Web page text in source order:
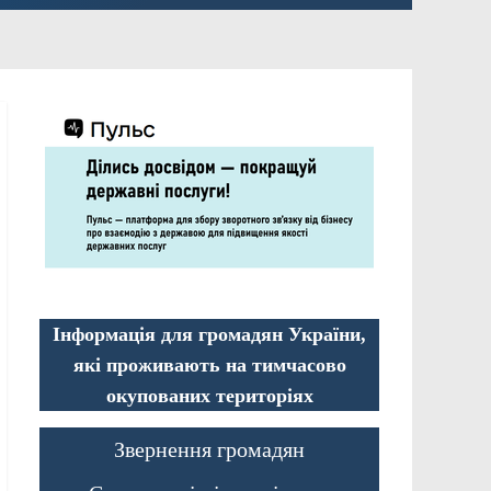
Інформація для громадян України,
які проживають на тимчасово
окупованих територіях
Звернення громадян